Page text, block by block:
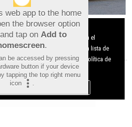
una red que
para contratar
web app to the home
the browser option
tap on Add to
.
be accessed by pressing
button if your device
tapping the top right menu
icon
.
el Uso de cookies:
cookies nuestras y de terceros para el
del digital. Puedes consultar la lista de
desconectarlas. Ver nuestra Política de
Cookies
Aceptar Cookies